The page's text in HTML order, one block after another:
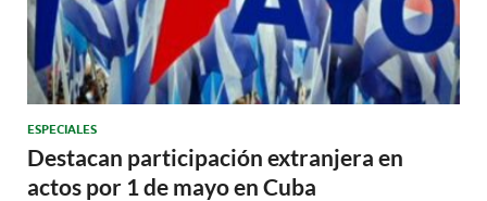
ESPECIALES
Destacan participación extranjera en
actos por 1 de mayo en Cuba